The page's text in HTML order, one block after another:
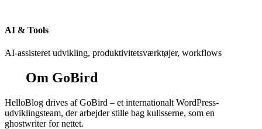
AI & Tools
AI-assisteret udvikling, produktivitetsværktøjer, workflows
Om GoBird
HelloBlog drives af GoBird – et internationalt WordPress-
udviklingsteam, der arbejder stille bag kulisserne, som en
ghostwriter for nettet.